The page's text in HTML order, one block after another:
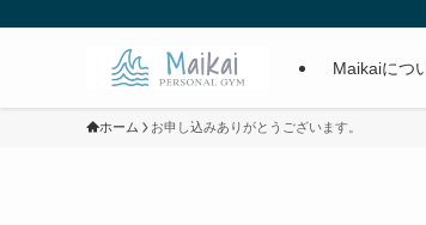
Maikaiにつ
ホーム お申し込みありがとうございます。